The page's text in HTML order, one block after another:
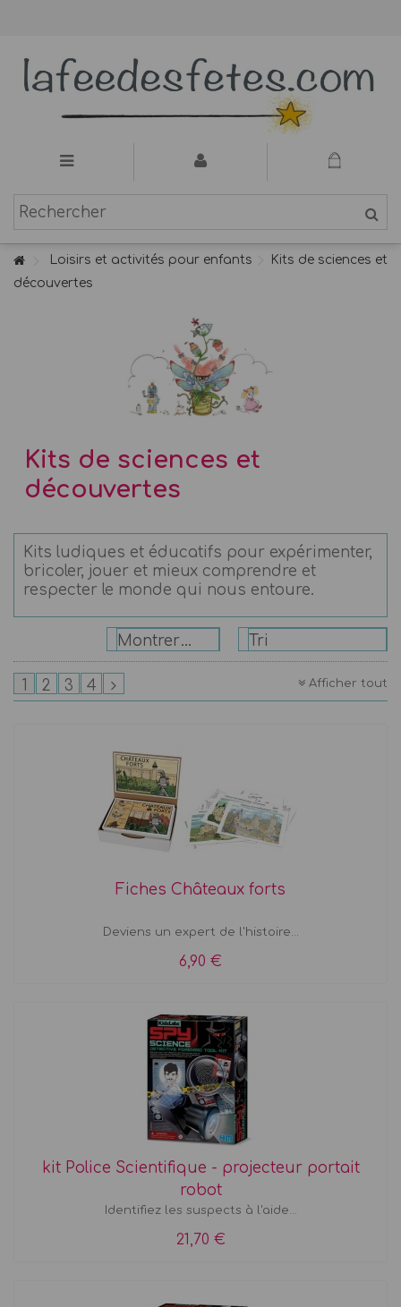
Loisirs et activités pour enfants
Kits de sciences et
découvertes
Kits de sciences et
découvertes
Kits ludiques et éducatifs pour expérimenter,
bricoler, jouer et mieux comprendre et
respecter le monde qui nous entoure.
Tri
Montrer: 24
Afficher tout
1 2 3 4
Fiches Châteaux forts
Deviens un expert de l'histoire...
6,90 €
kit Police Scientifique - projecteur portait
robot
Identifiez les suspects à l'aide...
21,70 €